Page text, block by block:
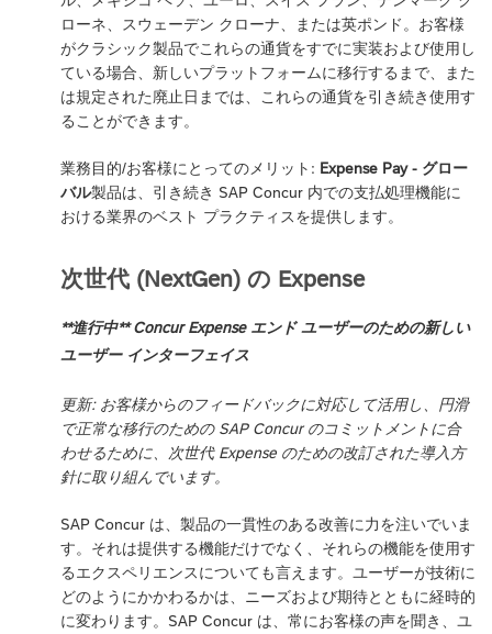
ローネ、スウェーデン クローナ、または英ポンド。お客様
がクラシック製品でこれらの通貨をすでに実装および使用し
ている場合、新しいプラットフォームに移行するまで、また
は規定された廃止日までは、これらの通貨を引き続き使用す
ることができます。
業務目的/お客様にとってのメリット: Expense Pay - グロー
バル製品は、引き続き SAP Concur 内での支払処理機能に
おける業界のベスト プラクティスを提供します。
次世代 (NextGen) の Expense
**進行中** Concur Expense エンド ユーザーのための新しい
ユーザー インターフェイス
更新: お客様からのフィードバックに対応して活用し、円滑
で正常な移行のための SAP Concur のコミットメントに合
わせるために、次世代 Expense のための改訂された導入方
針に取り組んでいます。
SAP Concur は、製品の一貫性のある改善に力を注いでいま
す。それは提供する機能だけでなく、それらの機能を使用す
るエクスペリエンスについても言えます。ユーザーが技術に
どのようにかかわるかは、ニーズおよび期待とともに経時的
に変わります。SAP Concur は、常にお客様の声を聞き、ユ